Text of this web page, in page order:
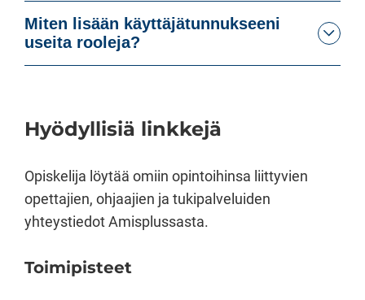
Miten lisään käyttäjätunnukseeni
useita rooleja?
Hyödyllisiä linkkejä
Opiskelija löytää omiin opintoihinsa liittyvien
opettajien, ohjaajien ja tukipalveluiden
yhteystiedot Amisplussasta.
Toimipisteet